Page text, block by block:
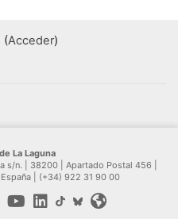
(Acceder)
La Laguna
s/n. | 38200 | Apartado Postal 456 |
| (+34) 922 31 90 00